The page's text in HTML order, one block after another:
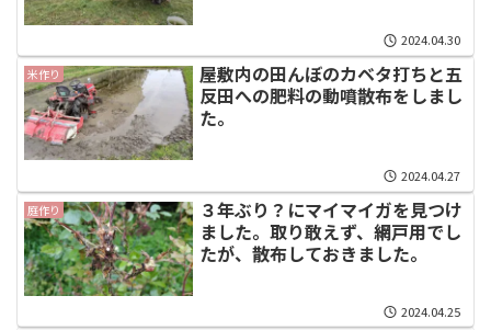
2024.04.30
米作り
屋敷内の田んぼのカベタ打ちと五
反田への肥料の動噴散布をしまし
た。
2024.04.27
庭作り
３年ぶり？にマイマイガを見つけ
ました。取り敢えず、網戸用でし
たが、散布しておきました。
2024.04.25